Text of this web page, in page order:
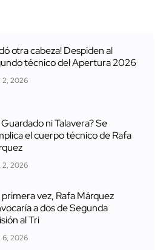
otra cabeza! Despiden al
técnico del Apertura 2026
2, 2026
ni Talavera? Se
el cuerpo técnico de Rafa
2, 2026
primera vez, Rafa Márquez
a dos de Segunda
al Tri
6, 2026